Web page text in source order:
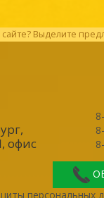
Выделите
,
офис
персональных